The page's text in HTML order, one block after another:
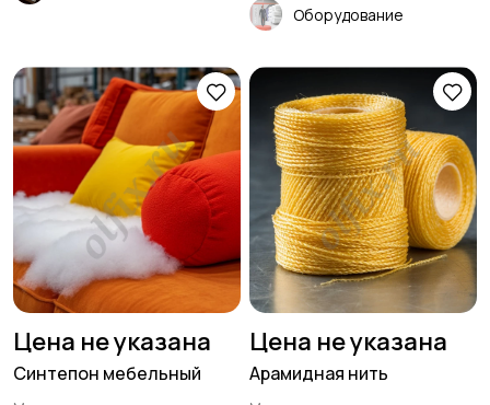
Оборудование
Цена не указана
Синтепон мебельный
Цена не указана
Арамидная нить